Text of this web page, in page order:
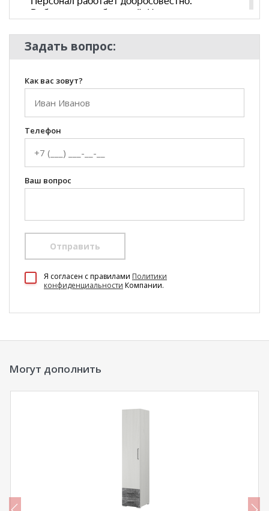
Стиль
Классический, Модерн,
Комната
Кабинет/Офис
Пол
Задать вопрос:
Как вас зовут?
Телефон
Ваш вопрос
Отправить
Я согласен c правилами Политики
конфиденциальности Компании.
Могут дополнить